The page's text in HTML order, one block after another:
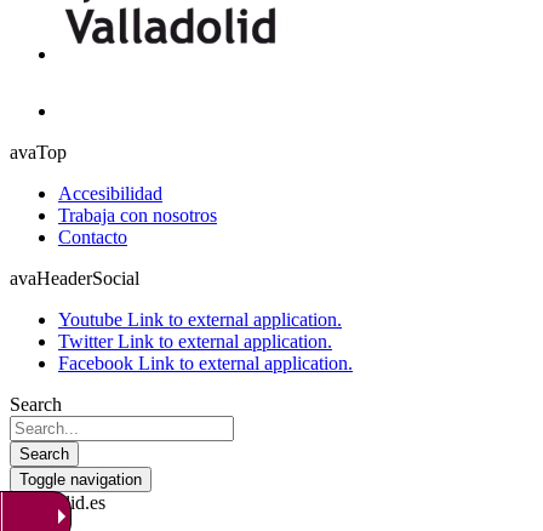
avaTop
Accesibilidad
Trabaja con nosotros
Contacto
avaHeaderSocial
Youtube Link to external application.
TwitterLink to external application.
Facebook Link to external application.
Search
Search
Toggle navigation
valladolid.es